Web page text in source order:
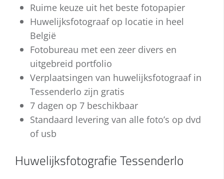
staat echter niet stil. Een hedendaagse
huwelijksreportage voor uw bruiloft ziet
er met grote waarschijnlijkheid anders uit
dan deze van uw ouders.
Bent u mee met de laatste
ontwikkelingen? Staat u open voor
vernieuwing en hebt u specifieke wensen
voor uw huwelijksreportage? Wij spreken
uw plannen graag met u door! Neem nu
contact met ons op.
keuze tussen tal van creatieve
mogelijkheden. Neemt u gerust contact
met ons op voor meer informatie!
Ruime keuze uit het beste fotopapier
Huwelijksfotograaf op locatie in heel
België
Fotobureau met een zeer divers en
uitgebreid portfolio
Verplaatsingen van huwelijksfotograaf in
Tessenderlo zijn gratis
7 dagen op 7 beschikbaar
Standaard levering van alle foto’s op dvd
of usb
Huwelijksfotografie Tessenderlo